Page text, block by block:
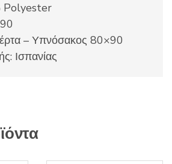
Polyester
– Υπνόσακος 80×90
Ισπανίας